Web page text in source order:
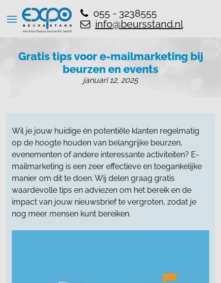
055 - 3238555
info@beursstand.nl
Gratis tips voor e-mailmarketing bij
beurzen en events
januari 12, 2025
Wil je jouw huidige én potentiële klanten regelmatig
op de hoogte houden van belangrijke beurzen,
evenementen of andere interessante activiteiten? E-
mailmarketing is een zeer effectieve en toegankelijke
manier om dit te doen. Wij delen graag gratis
waardevolle tips en adviezen om het bereik en de
impact van jouw nieuwsbrief te vergroten, zodat je
nog meer mensen kunt bereiken.